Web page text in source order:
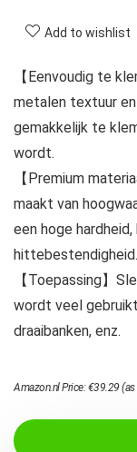
Add to wishlist
【Eenvoudig te
metalen textuur
gemakkelijk te
wordt.
【Premium
maakt van
een hoge
hittebestendigheid.
【Toepassing】
wordt veel
draaibanken, enz.
Amazon.nl Price:€39.29